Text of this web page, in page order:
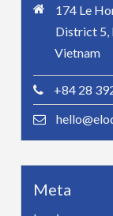
174 Le
District 5,
Vietnam
+84 28
Meta